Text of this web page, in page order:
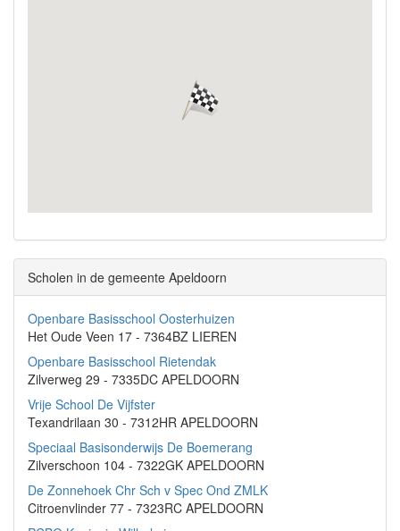
Scholen in de gemeente Apeldoorn
Openbare Basisschool Oosterhuizen
Het Oude Veen 17 - 7364BZ LIEREN
Openbare Basisschool Rietendak
Zilverweg 29 - 7335DC APELDOORN
Vrije School De Vijfster
Texandrilaan 30 - 7312HR APELDOORN
Speciaal Basisonderwijs De Boemerang
Zilverschoon 104 - 7322GK APELDOORN
De Zonnehoek Chr Sch v Spec Ond ZMLK
Citroenvlinder 77 - 7323RC APELDOORN